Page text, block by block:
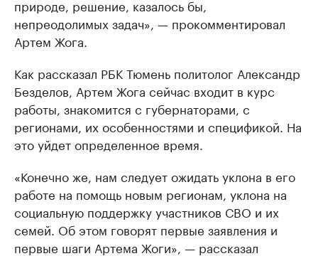
природе, решение, казалось бы,
непреодолимых задач», — прокомментировал
Артем Жога.
Как рассказал РБК Тюмень политолог Александр
Безделов, Артем Жога сейчас входит в курс
работы, знакомится с губернаторами, с
регионами, их особенностями и спецификой. На
это уйдет определенное время.
«Конечно же, нам следует ожидать уклона в его
работе на помощь новым регионам, уклона на
социальную поддержку участников СВО и их
семей. Об этом говорят первые заявления и
первые шаги Артема Жоги», — рассказал